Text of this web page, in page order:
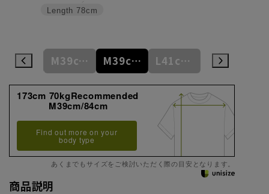
Length 78cm
S37cm/82cm M39cm/80cm M39cm/84cm L41cm/82cm
173cm 70kgRecommended
M39cm/84cm
Find out more on your
body type
あくまでもサイズをご検討いただく際の目安となります。
商品説明